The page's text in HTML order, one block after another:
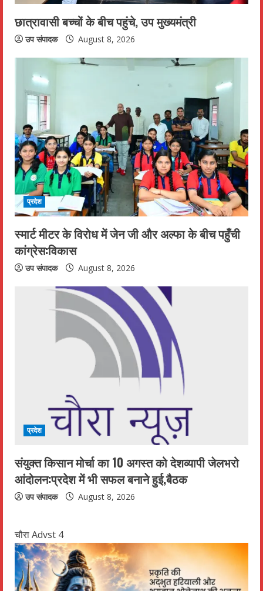
g
छात्रावासी बच्चों के बीच पहुंचे, उप मुख्यमंत्री
उप संपादक August 8, 2026
प्रदेश
स्मार्ट मीटर के विरोध में जेन जी और अल्फा के बीच पहुँची
कांग्रेस:विकास
उप संपादक August 8, 2026
प्रदेश
संयुक्त किसान मोर्चा का 10 अगस्त को देशव्यापी जेलभरो
आंदोलन:प्रदेश में भी सफल बनाने हुई,बैठक
उप संपादक August 8, 2026
चौरा Advst 4